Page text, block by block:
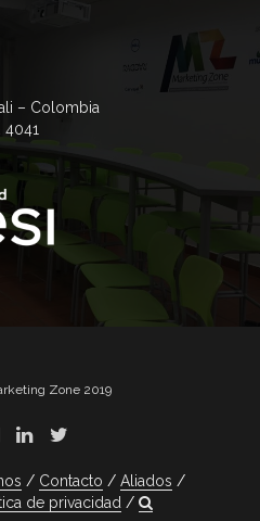
– Colombia
4041
Zone 2019
Contacto
Aliados
de privacidad